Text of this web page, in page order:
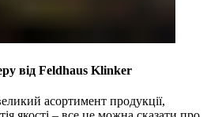
від Feldhaus Klinker
асортимент продукції,